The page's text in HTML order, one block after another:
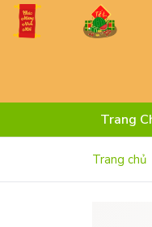
Trang
Trang chủ